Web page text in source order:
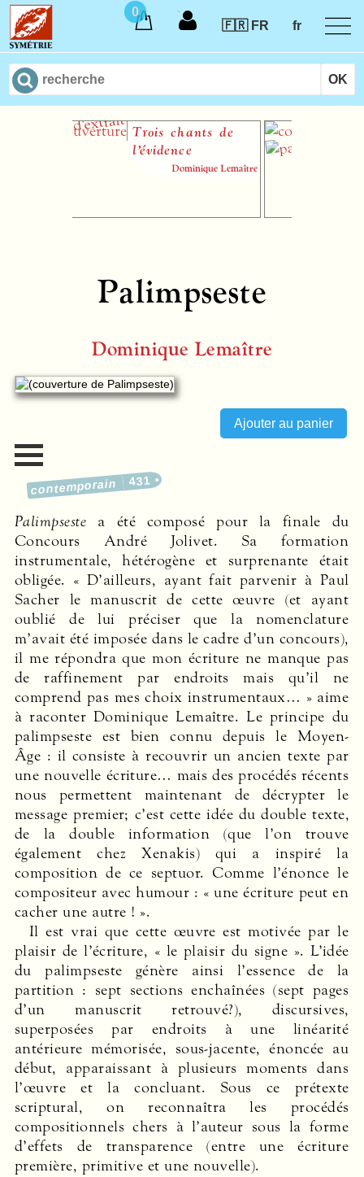
0
🇫🇷 FR
fr
Trois chants de
l’évidence
Dominique Lemaître
Palimpseste
Dominique Lemaître
contemporain 431
Palimpseste a été composé pour la finale du
Concours André Jolivet. Sa formation
instrumentale, hétérogène et surprenante était
obligée. « D’ailleurs, ayant fait parvenir à Paul
Sacher le manuscrit de cette œuvre (et ayant
oublié de lui préciser que la nomenclature
m’avait été imposée dans le cadre d’un concours),
il me répondra que mon écriture ne manque pas
de raffinement par endroits mais qu’il ne
comprend pas mes choix instrumentaux… » aime
à raconter Dominique Lemaître. Le principe du
palimpseste est bien connu depuis le Moyen-
Âge : il consiste à recouvrir un ancien texte par
une nouvelle écriture… mais des procédés récents
nous permettent maintenant de décrypter le
message premier; c’est cette idée du double texte,
de la double information (que l’on trouve
également chez Xenakis) qui a inspiré la
composition de ce septuor. Comme l’énonce le
compositeur avec humour : « une écriture peut en
cacher une autre ! ».
Il est vrai que cette œuvre est motivée par le
plaisir de l’écriture, « le plaisir du signe ». L’idée
du palimpseste génère ainsi l’essence de la
partition : sept sections enchaînées (sept pages
d’un manuscrit retrouvé?), discursives,
superposées par endroits à une linéarité
antérieure mémorisée, sous-jacente, énoncée au
début, apparaissant à plusieurs moments dans
l’œuvre et la concluant. Sous ce prétexte
scriptural, on reconnaîtra les procédés
compositionnels chers à l’auteur sous la forme
d’effets de transparence (entre une écriture
première, primitive et une nouvelle).